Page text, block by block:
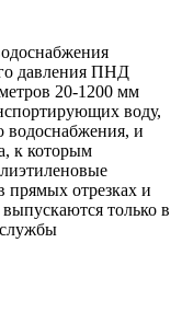
давления ПНД
20-1200 мм
воду,
водоснабжения, и
к которым
прямых отрезках и
только в